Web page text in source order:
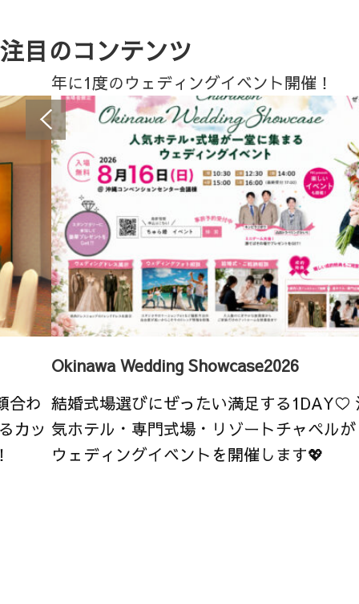
注目のコンテンツ
合わ
カッ
年に1度のウェディングイベント開催！
Okinawa Wedding Showcase2026
結婚式場選びにぜったい満足する1DAY♡
気ホテル・専門式場・リゾートチャペル
ウェディングイベントを開催します💖